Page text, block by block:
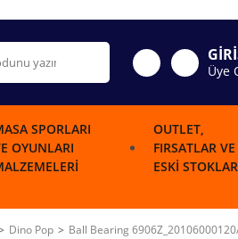
Üye
SPORLARI
OYUNLARI
OUTLET,
FIRSATLAR VE
ESKI STOKLAR
Dino Pop Ball Bearing